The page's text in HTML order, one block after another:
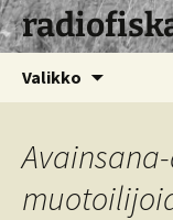
Valikko